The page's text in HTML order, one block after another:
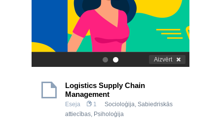
. Aizvērt
Logistics Supply Chain
Management
Eseja 1 Socioloģija, Sabiedriskās
attiecības, Psiholoģija